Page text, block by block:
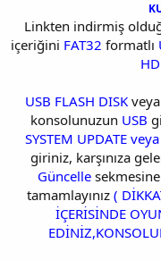
Linkten indirmiş
içeriğini FAT32 formatlı
USB FLASH DISK veya
konsolunuzun USB
SYSTEM UPDATE
giriniz, karşınıza
Güncelle
tamamlayınız (
İÇERİSİNDE